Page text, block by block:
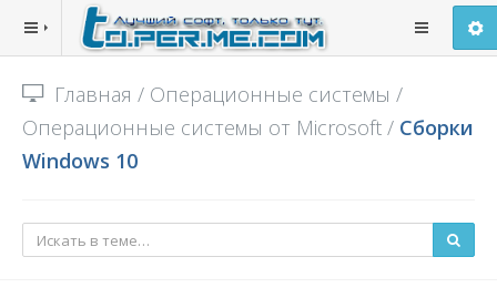
Главная / Операционные системы /
Операционные системы от Microsoft / Сборки
Windows 10